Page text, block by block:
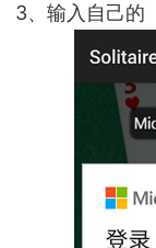
3、输入自己的